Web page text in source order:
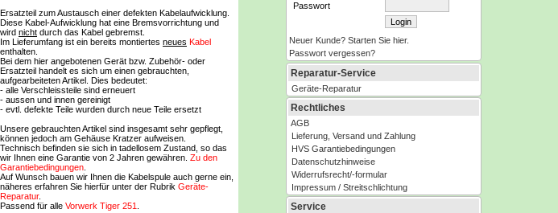
Ersatzteil zum Austausch einer defekten Kabelaufwicklung.
Diese Kabel-Aufwicklung hat eine Bremsvorrichtung und
wird nicht durch das Kabel gebremst.
Im Lieferumfang ist ein bereits montiertes neues Kabel
enthalten.
Bei dem hier angebotenen Gerät bzw. Zubehör- oder
Ersatzteil handelt es sich um einen gebrauchten,
aufgearbeiteten Artikel. Dies bedeutet:
- alle Verschleissteile sind erneuert
- aussen und innen gereinigt
- evtl. defekte Teile wurden durch neue Teile ersetzt
Unsere gebrauchten Artikel sind insgesamt sehr gepflegt,
können jedoch am Gehäuse Kratzer aufweisen.
Technisch befinden sie sich in tadellosem Zustand, so das
wir Ihnen eine Garantie von 2 Jahren gewähren. Zu den
Garantiebedingungen
Auf Wunsch bauen wir Ihnen die Kabelspule auch gerne ein,
näheres erfahren Sie hierfür unter der Rubrik Geräte-
Reparatur.
Passend für alle Vorwerk Tiger 251
Passwort
Neuer Kunde? Starten Sie hier.
Passwort vergessen?
Reparatur-Service
Geräte-Reparatur
Rechtliches
AGB
Lieferung, Versand und Zahlung
HVS Garantiebedingungen
Datenschutzhinweise
Widerrufsrecht/-formular
Impressum / Streitschlichtung
Service